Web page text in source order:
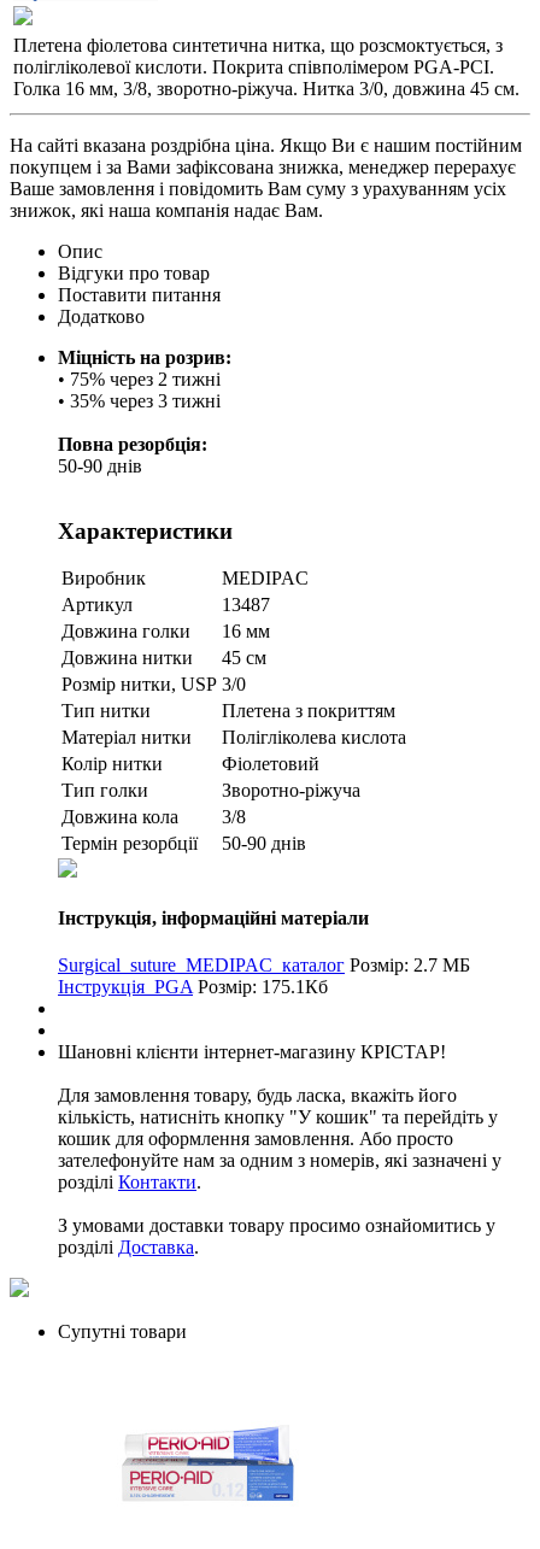
Плетена фіолетова синтетична нитка, що розсмоктується, з
полігліколевої кислоти. Покрита співполімером PGA-PCI.
Голка 16 мм, 3/8, зворотно-ріжуча. Нитка 3/0, довжина 45 см.
На сайті вказана роздрібна ціна. Якщо Ви є нашим постійним
покупцем і за Вами зафіксована знижка, менеджер перерахує
Ваше замовлення і повідомить Вам суму з урахуванням усіх
знижок, які наша компанія надає Вам.
Опис
Відгуки про товар
Поставити питання
Додатково
Міцність на розрив:
• 75% через 2 тижні
• 35% через 3 тижні
Повна резорбція:
50-90 днів
Характеристики
Виробник
MEDIPAC
Артикул
13487
Довжина голки
16 мм
Довжина нитки
45 см
Розмір нитки, USP 3/0
Тип нитки
Плетена з покриттям
Матеріал нитки
Полігліколева кислота
Колір нитки
Фіолетовий
Тип голки
Зворотно-ріжуча
Довжина кола
3/8
Термін резорбції
50-90 днів
Інструкція, інформаційні матеріали
Surgical_suture_MEDIPAC_каталог Розмір: 2.7 МБ
Інструкція_PGA Розмір: 175.1Кб
Шановні клієнти інтернет-магазину КРІСТАР!
Для замовлення товару, будь ласка, вкажіть його
кількість, натисніть кнопку "У кошик" та перейдіть у
кошик для оформлення замовлення. Або просто
зателефонуйте нам за одним з номерів, які зазначені у
розділі Контакти.
З умовами доставки товару просимо ознайомитись у
розділі Доставка.
Супутні товари